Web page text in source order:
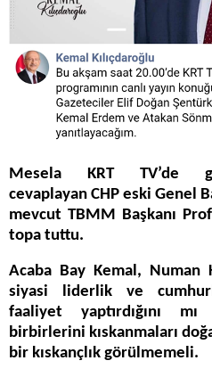
Mesela KRT TV’de
cevaplayan CHP eski Genel
mevcut TBMM Başkanı
topa tuttu.
Acaba Bay Kemal, Numan
siyasi liderlik ve
faaliyet yaptırdığını
birbirlerini kıskanmaları
bir kıskançlık görülmemeli.